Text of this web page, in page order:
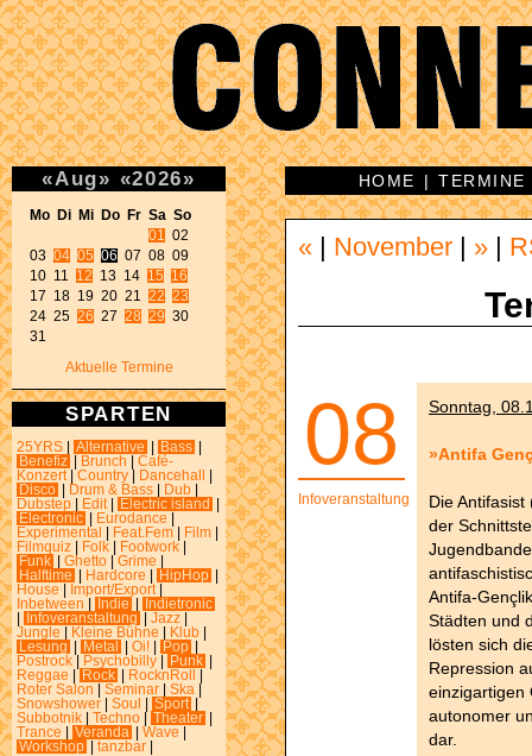
«Aug» «2026»
Mo Di Mi Do Fr Sa So
01
02
03 04 05 06 07 08 09
10 11 12 13 14 15
16
17 18 19 20 21 22 23
24 25 26 27 28 29 30
31
Aktuelle Termine
SPARTEN
25YRS Alternative Bass
Benefiz
Brunch
Café-
Konzert
Country Dancehall
Disco
Drum & Bass Dub
Dubstep
Edit Electric island
Electronic
Eurodance
Experimental
Feat.Fem Film
Filmquiz
Folk Footwork
Funk
Ghetto Grime
Halftime
Hardcore HipHop
House
Import/Export
Inbetween
Indie
Indietronic
Infoveranstaltung Jazz
Jungle
Kleine Bühne Klub
Lesung
Metal Oi! Pop
Postrock
Psychobilly Punk
Reggae
Rock RocknRoll
Roter Salon
Seminar Ska
Snowshower
Soul Sport
Subbotnik
Techno Theater
Trance
Veranda Wave
Workshop
tanzbar
HOME |TERMINE
« November »
08
Infoveranstaltung
Sonntag,
»Antifa
Die
der
Antifa-
Städten und
lösten sich
Repression
einzigartigen
autonomer
dar.